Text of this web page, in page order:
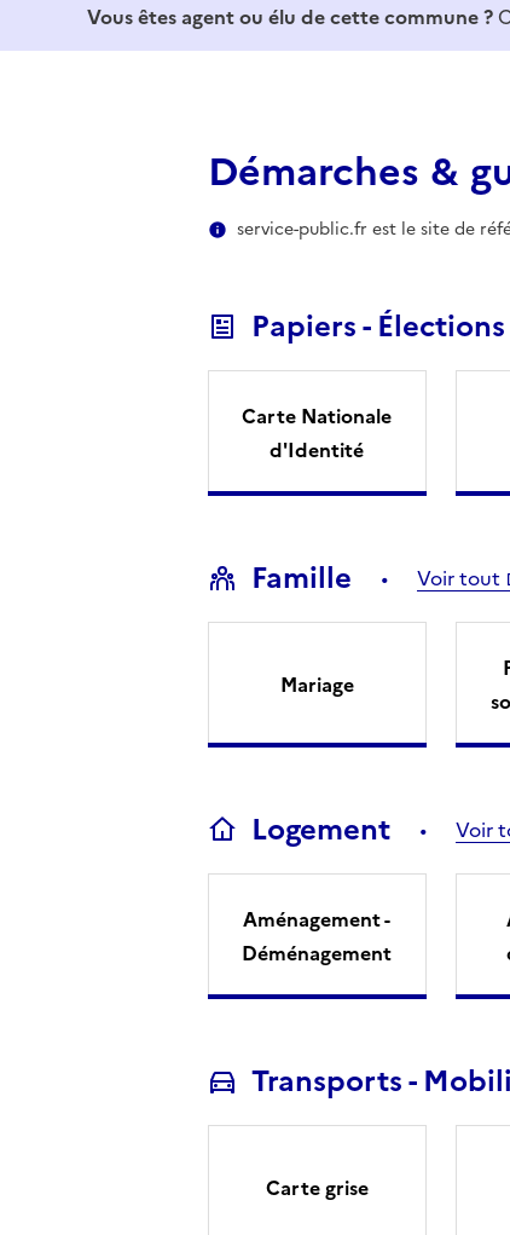
Vous êtes agent ou élu de cette commune ?
Démarches &
service-public.fr est le site de
Papiers - Élections
Carte Nationale
d'Identité
Famille Voir tout
Mariage
Logement Voir
Aménagement -
Déménagement
Transports -
Carte grise